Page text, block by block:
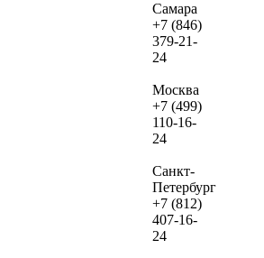
Самара
+7 (846)
379-21-
24
Москва
+7 (499)
110-16-
24
Санкт-
Петербург
+7 (812)
407-16-
24